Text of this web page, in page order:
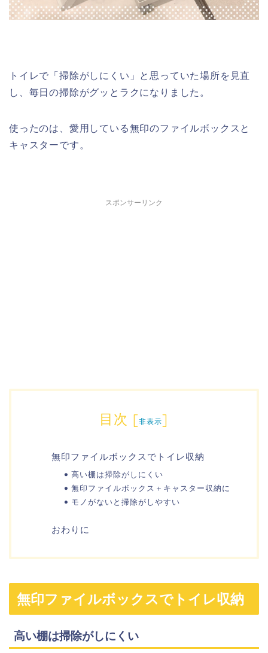
トイレで「掃除がしにくい」と思っていた場所を見直
し、毎日の掃除がグッとラクになりました。
使ったのは、愛用している無印のファイルボックスと
キャスターです。
スポンサーリンク
目次 [非表示]
無印ファイルボックスでトイレ収納
高い棚は掃除がしにくい
無印ファイルボックス＋キャスター収納に
モノがないと掃除がしやすい
おわりに
無印ファイルボックスでトイレ収納
高い棚は掃除がしにくい